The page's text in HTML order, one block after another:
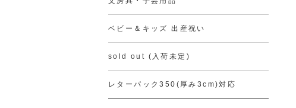
ベビー＆キッズ 出産祝い
sold out (入荷未定)
レターパック350(厚み3cm)対応